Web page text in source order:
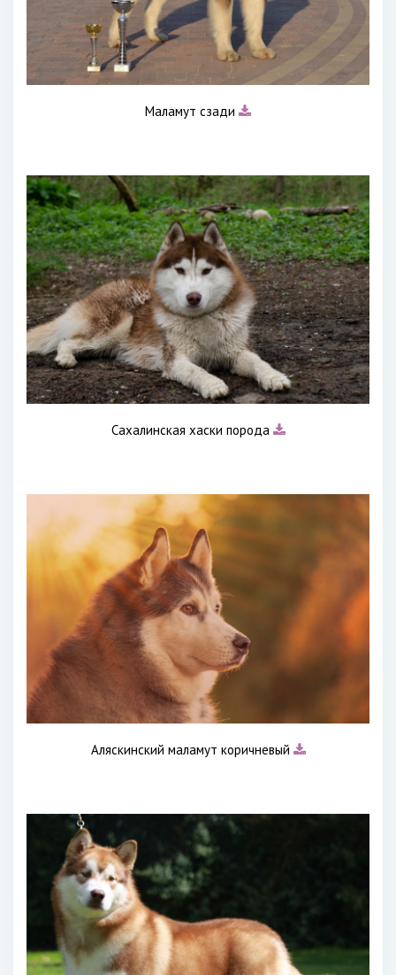
Маламут сзади
Сахалинская хаски порода
Аляскинский маламут коричневый